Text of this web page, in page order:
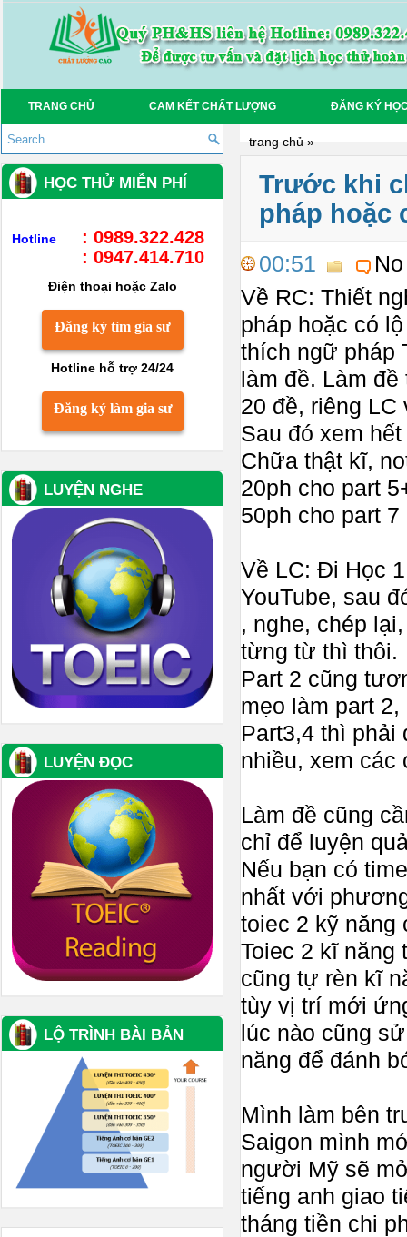
TRANG CHỦ CAM KẾT CHẤT LƯỢNG ĐĂNG KÝ
trang chủ »
Trước khi
pháp hoặc
00:51
Về RC: Thiết
pháp hoặc có
thích ngữ pháp
làm đề. Làm
20 đề, riêng
Sau đó xem
Chữa thật kĩ,
20ph cho part
50ph cho part 7
Về LC: Đi Học
YouTube, sau
, nghe, chép
từng từ thì thôi.
Part 2 cũng
mẹo làm part
Part3,4 thì phải
nhiều, xem
Làm đề cũng
chỉ để luyện
Nếu bạn có
nhất với
toiec 2 kỹ năng
Toiec 2 kĩ năng
cũng tự rèn kĩ
tùy vị trí mới
lúc nào cũng
năng để đánh
Mình làm bên
Saigon mình
người Mỹ sẽ
tiếng anh giao
tháng tiền chi
HỌC THỬ MIỄN PHÍ
Hotline
: 0989.322.428
: 0947.414.710
Điện thoại hoặc Zalo
Đăng ký tìm gia sư
Hotline hỗ trợ 24/24
Đăng ký làm gia sư
LUYỆN NGHE
LUYỆN ĐỌC
LỘ TRÌNH BÀI BẢN